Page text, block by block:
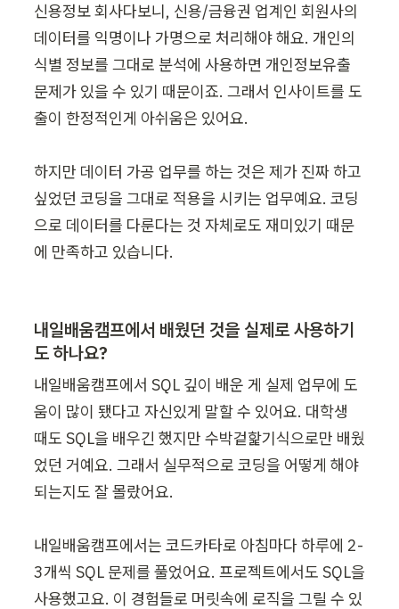
신용정보 회사다보니, 신용/금융권 업계인 회원사의
데이터를 익명이나 가명으로 처리해야 해요. 개인의
식별 정보를 그대로 분석에 사용하면 개인정보유출
문제가 있을 수 있기 때문이죠. 그래서 인사이트를 도
출이 한정적인게 아쉬움은 있어요.
하지만 데이터 가공 업무를 하는 것은 제가 진짜 하고
싶었던 코딩을 그대로 적용을 시키는 업무예요. 코딩
으로 데이터를 다룬다는 것 자체로도 재미있기 때문
에 만족하고 있습니다.
내일배움캠프에서 배웠던 것을 실제로 사용하기
도 하나요?
내일배움캠프에서 SQL 깊이 배운 게 실제 업무에 도
움이 많이 됐다고 자신있게 말할 수 있어요. 대학생
때도 SQL을 배우긴 했지만 수박겉핥기식으로만 배웠
었던 거예요. 그래서 실무적으로 코딩을 어떻게 해야
되는지도 잘 몰랐어요.
내일배움캠프에서는 코드카타로 아침마다 하루에 2-
3개씩 SQL 문제를 풀었어요. 프로젝트에서도 SQL을
사용했고요. 이 경험들로 머릿속에 로직을 그릴 수 있